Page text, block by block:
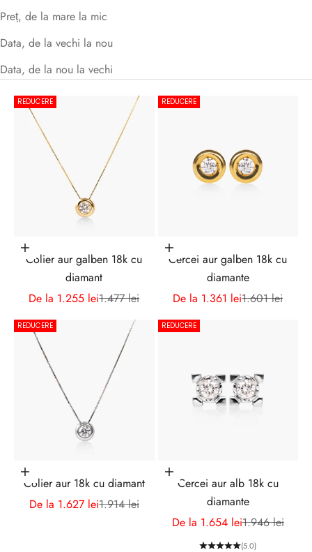
Preț, de la mare la mic
Data, de la vechi la nou
Data, de la nou la vechi
REDUCERE
Alege opțiunile
Colier aur galben 18k cu
diamant
Preț redus
De la 1.255 leiPreț normal
1.477 lei
REDUCERE
Alege opțiunile
Cercei aur galben 18k cu
diamante
Preț redus
De la 1.361 leiPreț normal
1.601 lei
REDUCERE
Alege opțiunile
Colier aur 18k cu diamant
Preț redus
De la 1.627 leiPreț normal
1.914 lei
REDUCERE
Alege opțiunile
Cercei aur alb 18k cu
diamante
Preț redus
De la 1.654 leiPreț normal
1.946 lei
(5.0)